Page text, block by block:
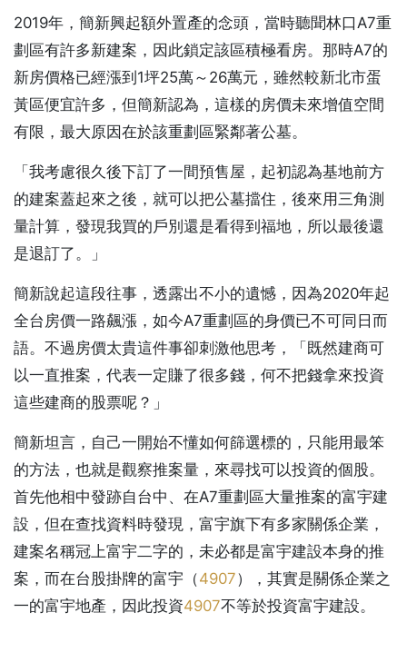
2019年，簡新興起額外置產的念頭，當時聽聞林口A7重
劃區有許多新建案，因此鎖定該區積極看房。那時A7的
新房價格已經漲到1坪25萬～26萬元，雖然較新北市蛋
黃區便宜許多，但簡新認為，這樣的房價未來增值空間
有限，最大原因在於該重劃區緊鄰著公墓。
「我考慮很久後下訂了一間預售屋，起初認為基地前方
的建案蓋起來之後，就可以把公墓擋住，後來用三角測
量計算，發現我買的戶別還是看得到福地，所以最後還
是退訂了。」
簡新說起這段往事，透露出不小的遺憾，因為2020年起
全台房價一路飆漲，如今A7重劃區的身價已不可同日而
語。不過房價太貴這件事卻刺激他思考，「既然建商可
以一直推案，代表一定賺了很多錢，何不把錢拿來投資
這些建商的股票呢？」
簡新坦言，自己一開始不懂如何篩選標的，只能用最笨
的方法，也就是觀察推案量，來尋找可以投資的個股。
首先他相中發跡自台中、在A7重劃區大量推案的富宇建
設，但在查找資料時發現，富宇旗下有多家關係企業，
建案名稱冠上富宇二字的，未必都是富宇建設本身的推
案，而在台股掛牌的富宇（4907），其實是關係企業之
一的富宇地產，因此投資4907不等於投資富宇建設。